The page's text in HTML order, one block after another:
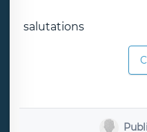
salutations